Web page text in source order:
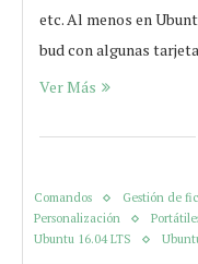
etc. Al menos en
bud con algunas
Ver Más
Comandos Gestión de
Personalización
Ubuntu 16.04 LTS